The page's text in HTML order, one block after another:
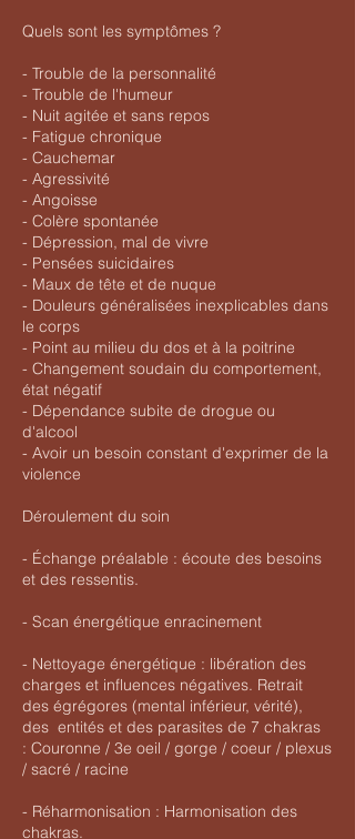
Quels sont les symptômes ?
- Trouble de la personnalité
- Trouble de l'humeur
- Nuit agitée et sans repos
- Fatigue chronique
- Cauchemar
- Agressivité
- Angoisse
- Colère spontanée
- Dépression, mal de vivre
- Pensées suicidaires
- Maux de tête et de nuque
- Douleurs généralisées inexplicables dans
le corps
- Point au milieu du dos et à la poitrine
- Changement soudain du comportement,
état négatif
- Dépendance subite de drogue ou
d'alcool
- Avoir un besoin constant d'exprimer de la
violence
Déroulement du soin
- Échange préalable : écoute des besoins
et des ressentis.
- Scan énergétique enracinement
- Nettoyage énergétique : libération des
charges et influences négatives. Retrait
des égrégores (mental inférieur, vérité),
des entités et des parasites de 7 chakras
: Couronne / 3e oeil / gorge / coeur / plexus
/ sacré / racine
- Réharmonisation : Harmonisation des
chakras.